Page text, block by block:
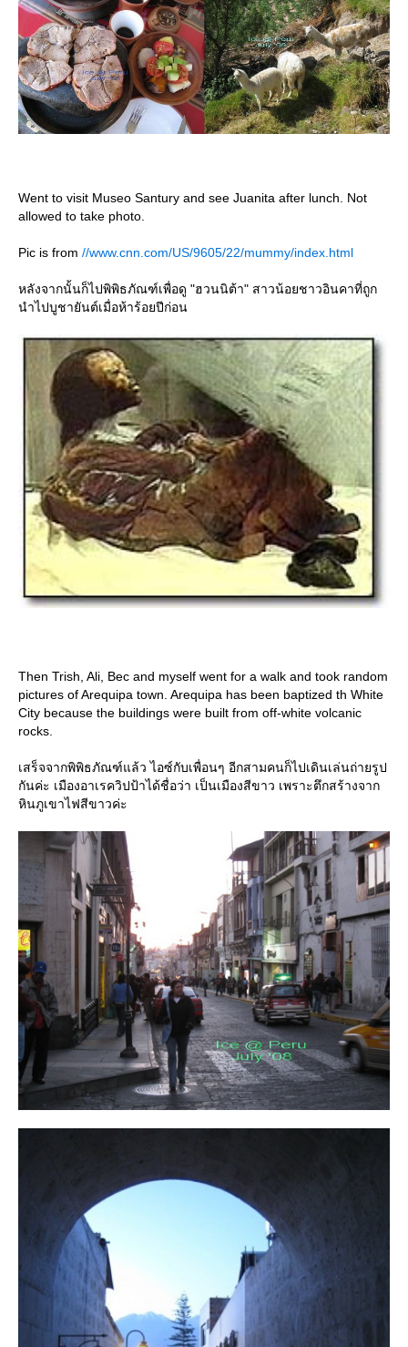
Went to visit Museo Santury and see Juanita after lunch. Not
allowed to take photo.
Pic is from //www.cnn.com/US/9605/22/mummy/index.html
หลังจากนั้นก็ไปพิพิธภัณฑ์เพื่อดู "ฮวนนิต้า" สาวน้อยชาวอินคาที่ถูก
นำไปบูชายันต์เมื่อห้าร้อยปีก่อน
Then Trish, Ali, Bec and myself went for a walk and took random
pictures of Arequipa town. Arequipa has been baptized th White
City because the buildings were built from off-white volcanic
rocks.
เสร็จจากพิพิธภัณฑ์แล้ว ไอซ์กับเพื่อนๆ อีกสามคนก็ไปเดินเล่นถ่ายรูป
กันค่ะ เมืองอาเรควิปป้าได้ชื่อว่า เป็นเมืองสีขาว เพราะตึกสร้างจาก
หินภูเขาไฟสีขาวค่ะ